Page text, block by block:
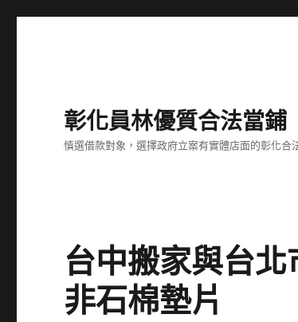
彰化員林優質合法當鋪
慎選借款對象，選擇政府立案有實體店面的彰化
台中搬家與台
非石棉墊片